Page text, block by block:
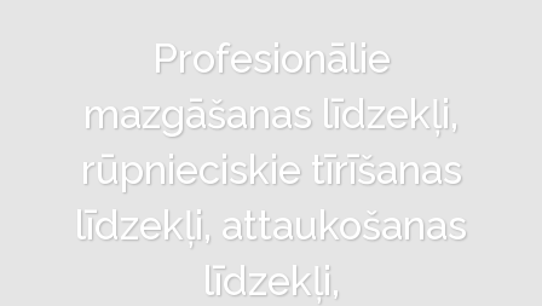
Profesionālie
mazgāšanas līdzekļi,
rūpnieciskie tīrīšanas
līdzekļi, attaukošanas
līdzekļi,